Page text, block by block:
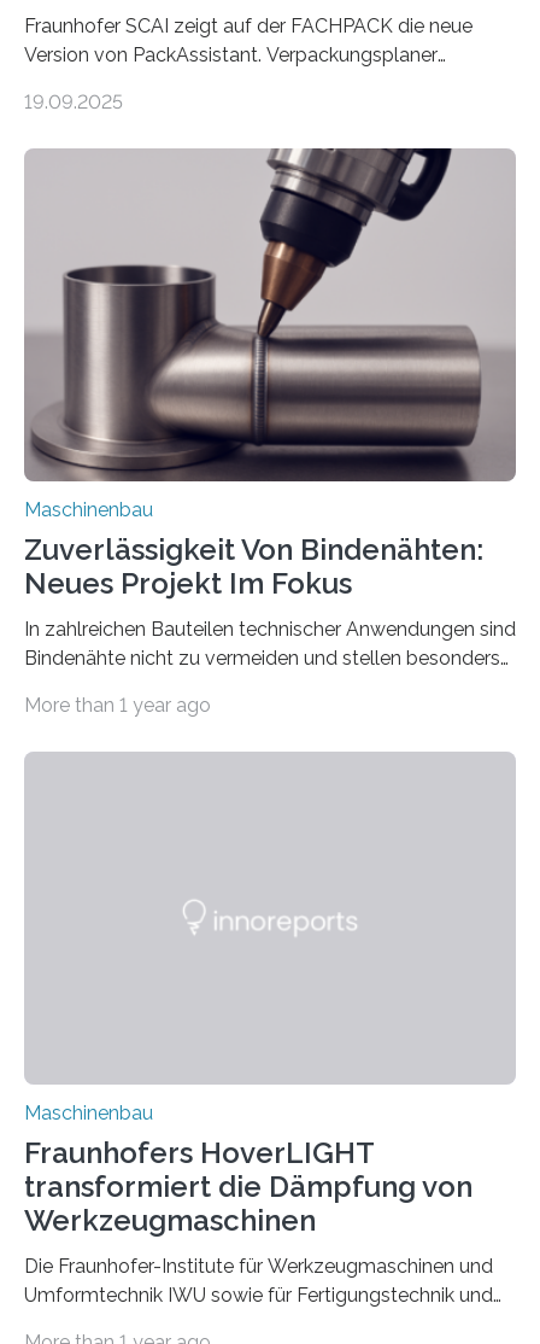
Fraunhofer SCAI zeigt auf der FACHPACK die neue
Version von PackAssistant. Verpackungsplaner
Automobil, Maschinenbau und in der Zulieferindustrie.
Teile als eine Einheit verpacken. Die Anordnung kann
der Benutzer vorgeben und erhält so mehr Kontrolle
über die Positionierung der Bauteile. Die ebenfalls neue
Automatisierungsschnittstelle dient dazu, die Software
besser in spezifische Unternehmensprozesse
einzubinden. Sankt Augustin – Zur Messe FACHPACK
vom 23. bis 25. September in Nürnberg…
19.09.2025
Maschinenbau
Zuverlässigkeit Von Bindenähten:
Neues Projekt Im Fokus
In zahlreichen Bauteilen technischer Anwendungen sind
Bindenähte nicht zu vermeiden und stellen besonders
Matrixmaterials eine große Herausforderung dar.
Durch den verstärkten Einsatz von Rezyklaten
More than 1 year ago
Maschinenbau
Fraunhofers HoverLIGHT
transformiert die Dämpfung von
Werkzeugmaschinen
Die Fraunhofer-Institute für Werkzeugmaschinen und
Umformtechnik IWU sowie für Fertigungstechnik und